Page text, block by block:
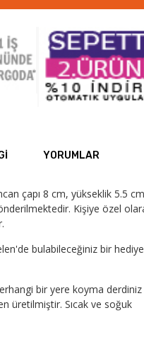
YORUMLAR
çapı 8 cm, yükseklik 5.5
Kişiye özel
bulabileceğiniz bir hediye
bir yere koyma derdiniz
üretilmiştir. Sıcak ve soğuk